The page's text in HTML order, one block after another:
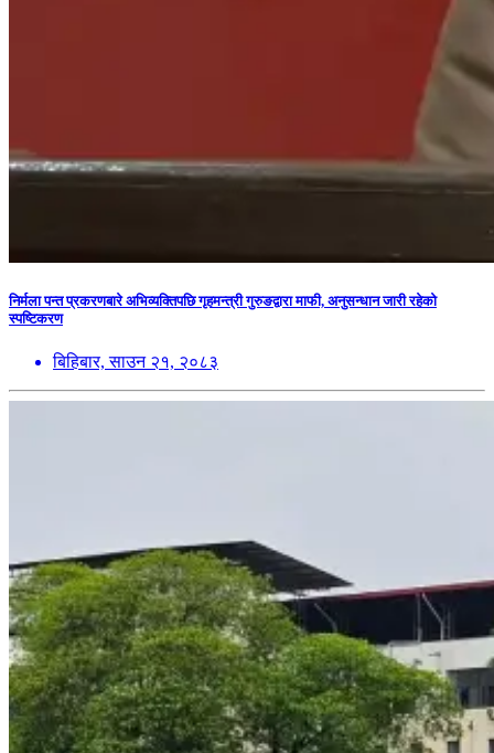
निर्मला पन्त प्रकरणबारे अभिव्यक्तिपछि गृहमन्त्री गुरुङद्वारा माफी, अनुसन्धान जारी रहेको
स्पष्टिकरण
बिहिबार, साउन २१, २०८३